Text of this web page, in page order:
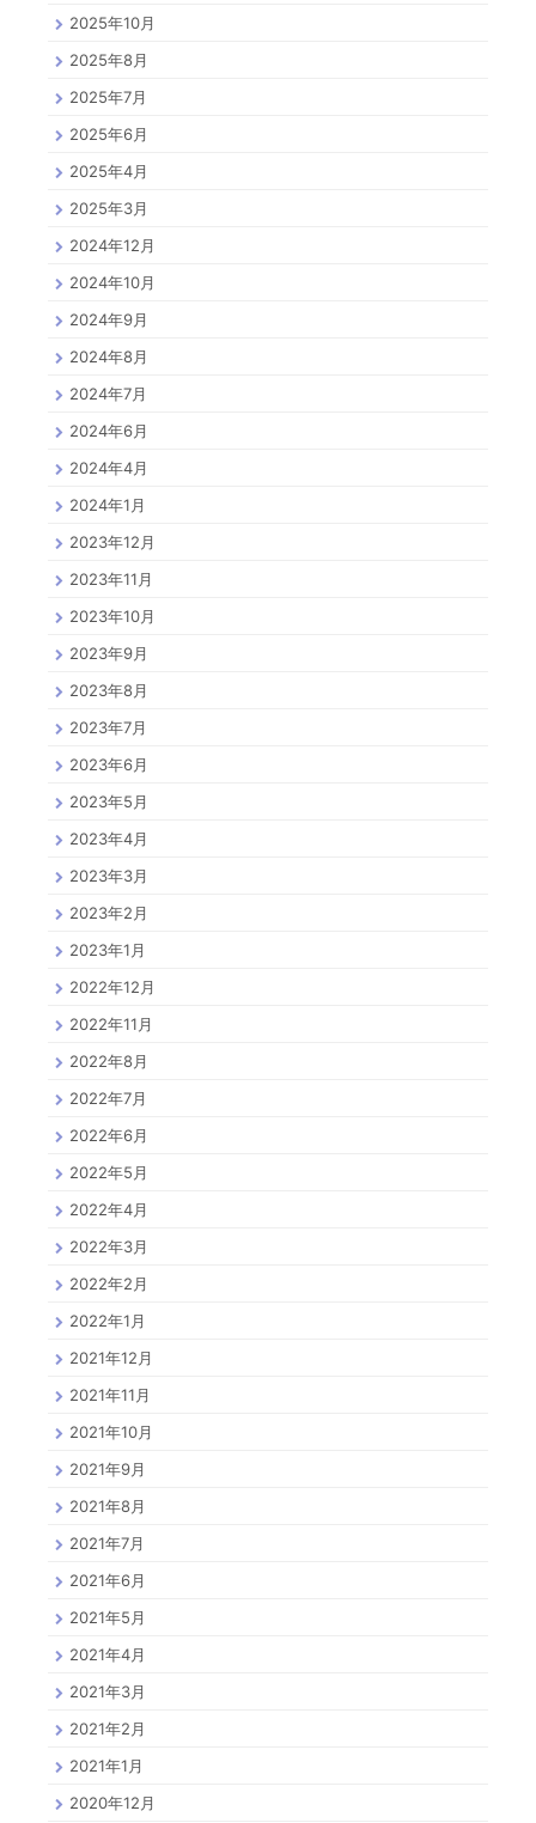
2025年10月
2025年8月
2025年7月
2025年6月
2025年4月
2025年3月
2024年12月
2024年10月
2024年9月
2024年8月
2024年7月
2024年6月
2024年4月
2024年1月
2023年12月
2023年11月
2023年10月
2023年9月
2023年8月
2023年7月
2023年6月
2023年5月
2023年4月
2023年3月
2023年2月
2023年1月
2022年12月
2022年11月
2022年8月
2022年7月
2022年6月
2022年5月
2022年4月
2022年3月
2022年2月
2022年1月
2021年12月
2021年11月
2021年10月
2021年9月
2021年8月
2021年7月
2021年6月
2021年5月
2021年4月
2021年3月
2021年2月
2021年1月
2020年12月